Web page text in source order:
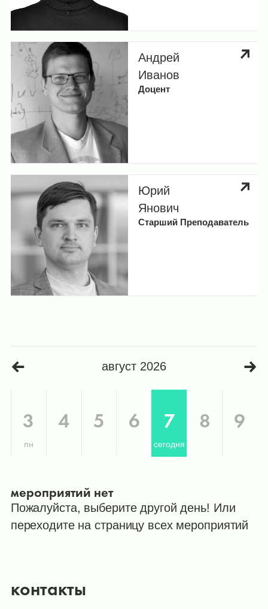
Андрей
Иванов
Доцент
Юрий
Янович
Старший Преподаватель
август 2026
3
пн
4 5 6 7
сегодня
8 9
мероприятий нет
Пожалуйста, выберите другой день! Или
переходите на страницу всех мероприятий
контакты